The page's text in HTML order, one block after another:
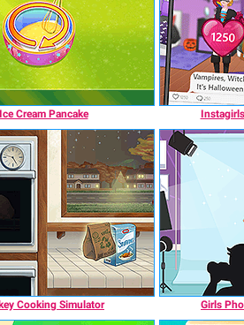
Cream Pancake
Cooking Simulator Girls